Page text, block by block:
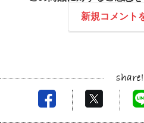
新規コメント